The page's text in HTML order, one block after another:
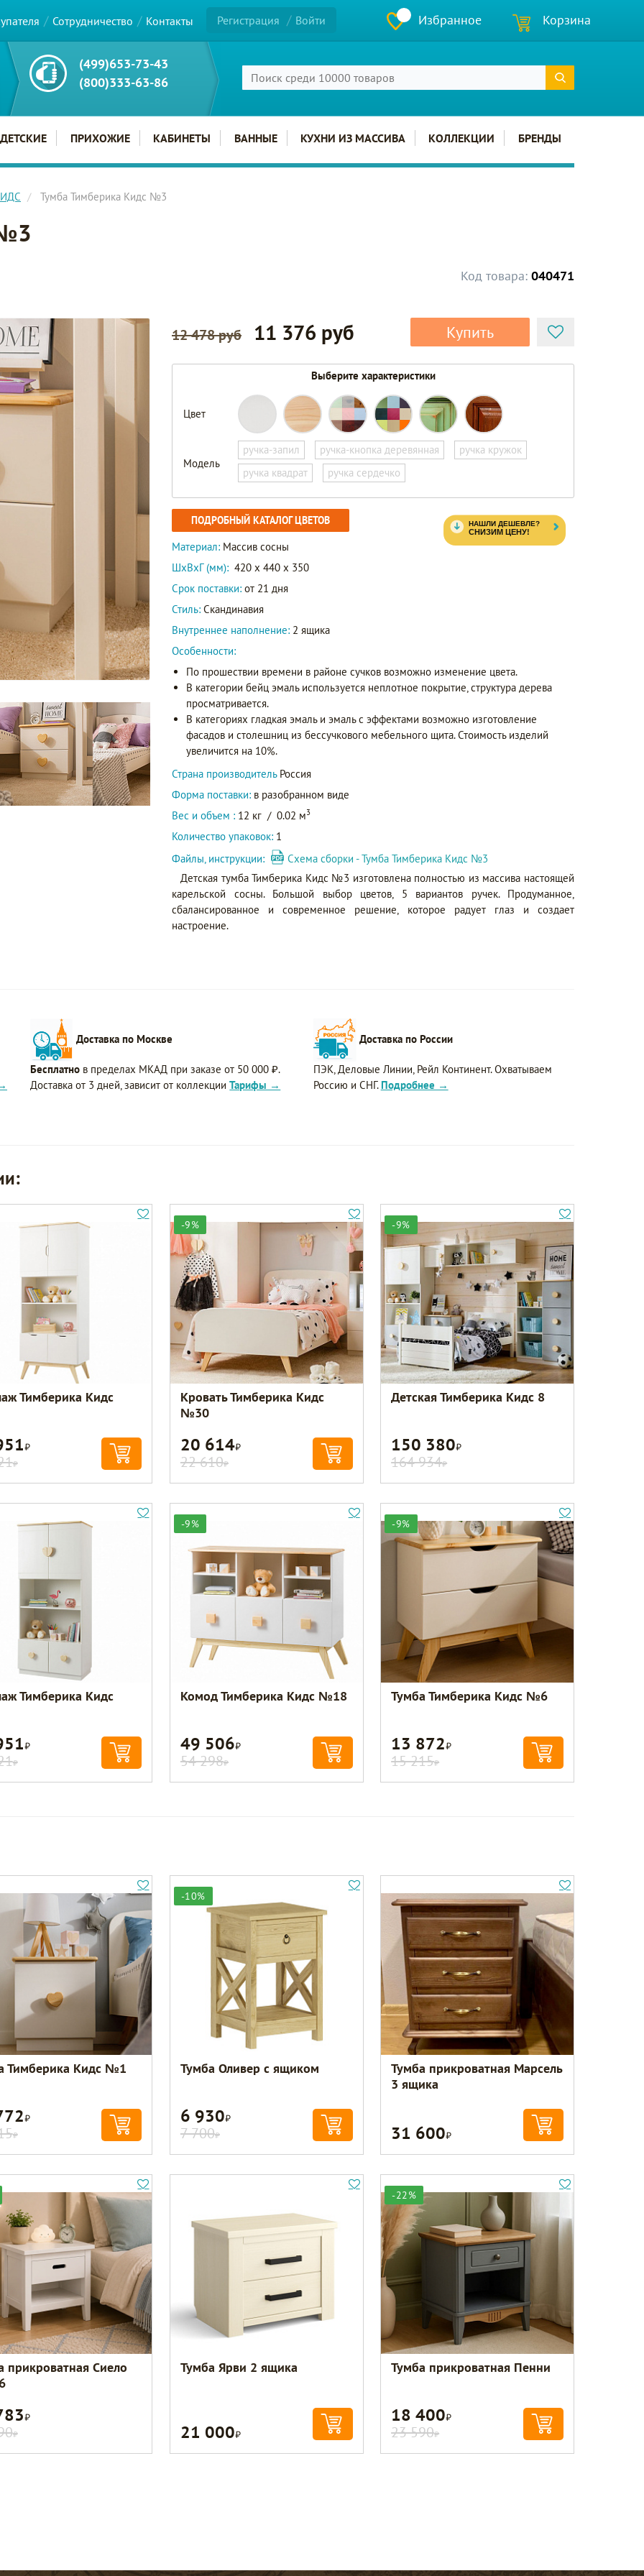
Сотрудничество Контакты Регистрация Войти Избранное Корзина
(499)653-73-43
(800)333-63-86
ДЕТСКИЕ ПРИХОЖИЕ КАБИНЕТЫ ВАННЫЕ КУХНИ ИЗ МАССИВА КОЛЛЕКЦИИ БРЕНДЫ
Тумба Тимберика Кидс №3
Код товара: 040471
12 478 руб 11 376 руб Купить
Выберите характеристики
Цвет
Модель
ручка-запил ручка-кнопка деревянная
ручка кружок
ручка квадрат
ручка сердечко
ПОДРОБНЫЙ КАТАЛОГ ЦВЕТОВ
Материал: Массив сосны
ШxВxГ (мм): 420 x 440 x 350
Срок поставки: от 21 дня
Стиль: Скандинавия
Внутреннее наполнение: 2 ящика
Особенности:
По прошествии времени в районе сучков возможно изменение цвета.
В категории бейц эмаль используется неплотное покрытие, структура дерева
просматривается.
В категориях гладкая эмаль и эмаль с эффектами возможно изготовление
фасадов и столешниц из бессучкового мебельного щита. Стоимость изделий
увеличится на 10%.
Страна производитель Россия
Форма поставки: в разобранном виде
Вес и объем : 12 кг / 0.02 м3
Количество упаковок: 1
Файлы, инструкции:
Схема сборки - Тумба Тимберика Кидс №3
Детская тумба Тимберика Кидс №3 изготовлена полностью из массива настоящей
карельской сосны. Большой выбор цветов, 5 вариантов ручек. Продуманное,
сбалансированное и современное решение, которое радует глаз и создает
настроение.
Доставка по Москве
Бесплатно в пределах МКАД при заказе от 50 000 ₽.
Доставка от 3 дней, зависит от коллекцииТарифы →
Доставка по России
ПЭК, Деловые Линии, Рейл Континент. Охватываем
Россию и СНГ. Подробнее →
Тимберика Кидс
Р
Р
-9%
Кровать Тимберика Кидс
№30
20 614Р
22 610Р
-9%
Детская Тимберика Кидс 8
150 380Р
164 934Р
Тимберика Кидс
Р
Р
-9%
Комод Тимберика Кидс №18
49 506Р
54 298Р
-9%
Тумба Тимберика Кидс №6
13 872Р
15 215Р
Тимберика Кидс №1
Р
Р
-10%
Тумба Оливер с ящиком
6 930Р
7 700Р
Тумба прикроватная Марсель
3 ящика
31 600Р
прикроватная Сиело
Р
Р
Тумба Ярви 2 ящика
21 000Р
-22%
Тумба прикроватная Пенни
18 400Р
23 590Р